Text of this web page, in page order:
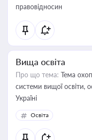
правовідносин
Вища освіта
Про що тема: Тема
системи вищої освіти,
Україні
Освіта